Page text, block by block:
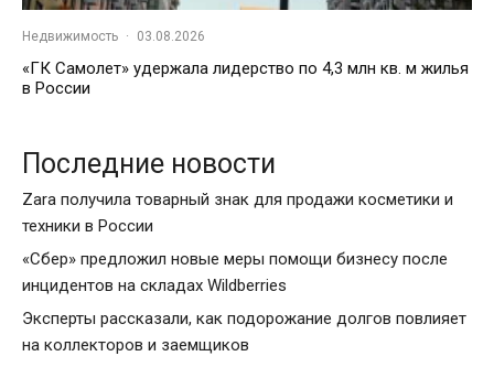
Недвижимость · 03.08.2026
«ГК Самолет» удержала лидерство по 4,3 млн кв. м жилья
в России
Последние новости
Zara получила товарный знак для продажи косметики и
техники в России
«Сбер» предложил новые меры помощи бизнесу после
инцидентов на складах Wildberries
Эксперты рассказали, как подорожание долгов повлияет
на коллекторов и заемщиков